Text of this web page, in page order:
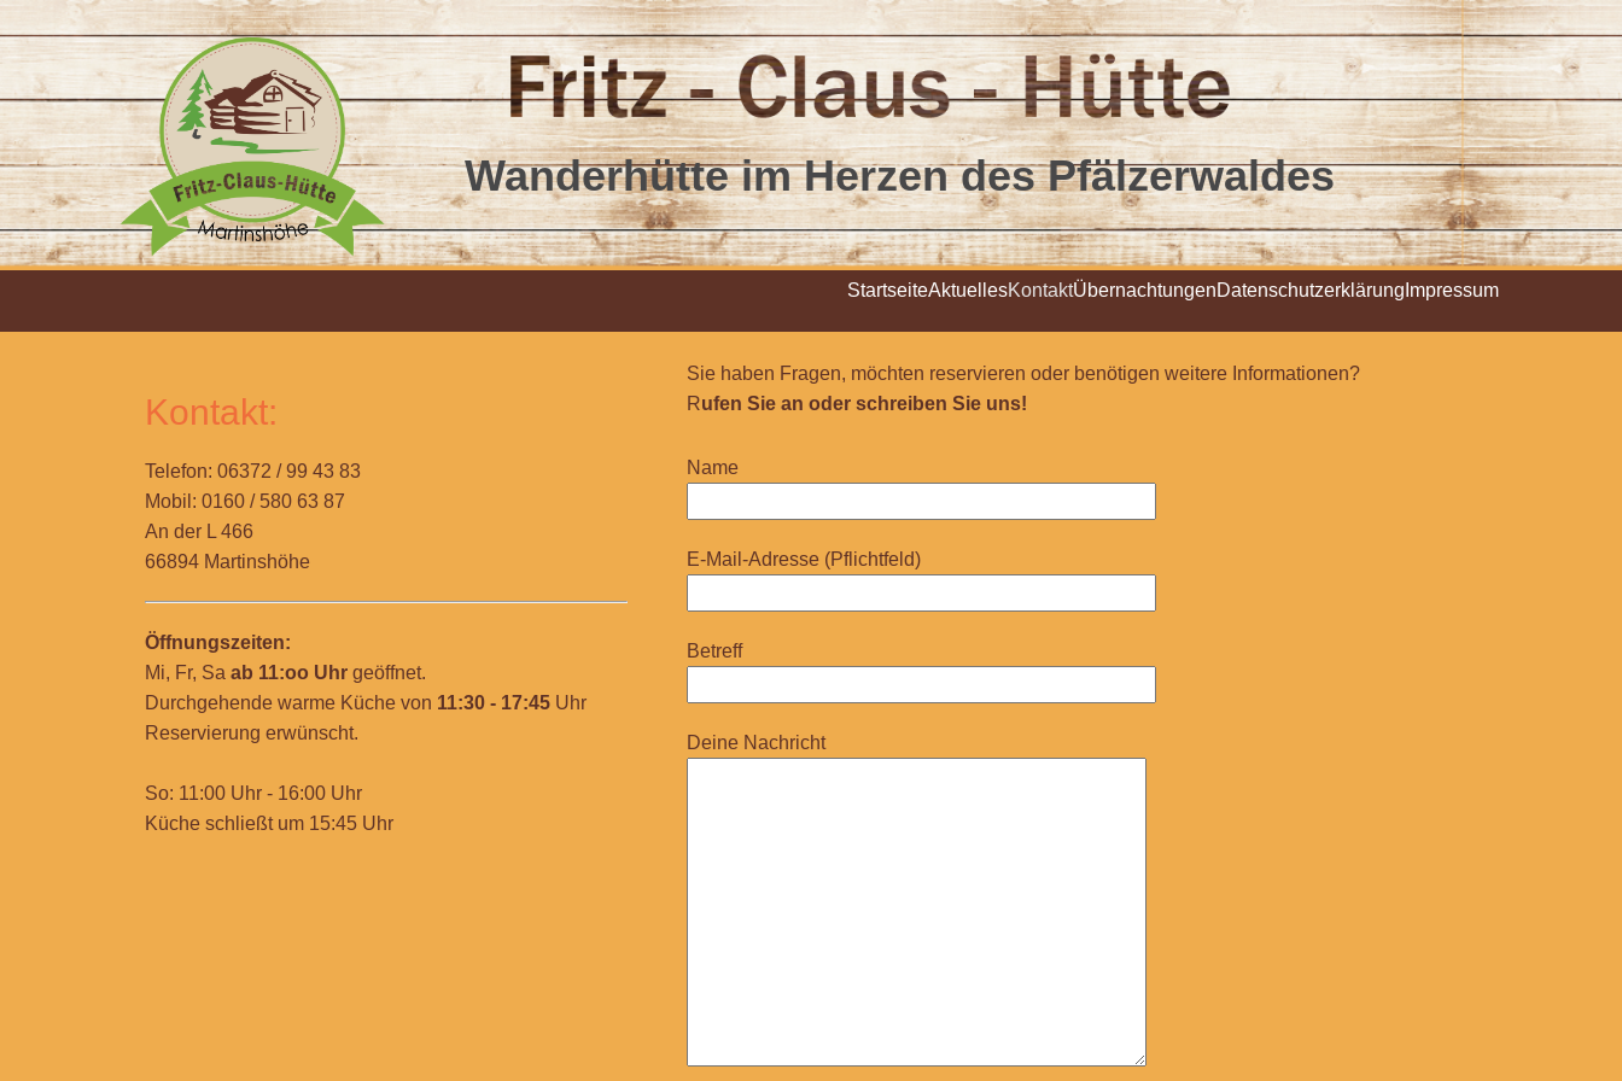
Wanderhütte im Herzen des Pfälzerwaldes
StartseiteAktuellesKontaktÜbernachtungenDatenschutzerklärung Impressum
Kontakt:
Telefon: 06372 / 99 43 83
Mobil: 0160 / 580 63 87
An der L 466
66894 Martinshöhe
Öffnungszeiten:
Mi, Fr, Sa ab 11:oo Uhr geöffnet.
Durchgehende warme Küche von 11:30 - 17:45 Uhr
Reservierung erwünscht.
So: 11:00 Uhr - 16:00 Uhr
Küche schließt um 15:45 Uhr
Sie haben Fragen, möchten reservieren oder benötigen weitere Informationen?
Rufen Sie an oder schreiben Sie uns!
Name
E-Mail-Adresse (Pflichtfeld)
Betreff
Deine Nachricht